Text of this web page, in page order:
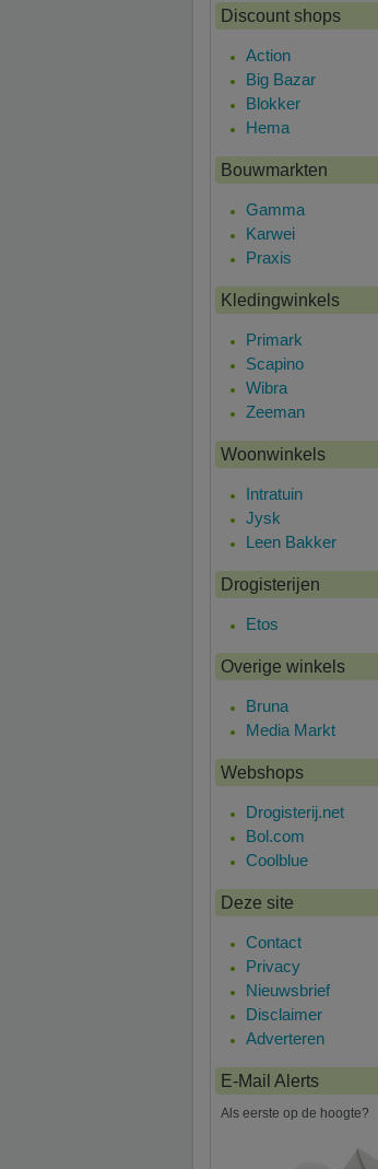
Discount shops
Action
Big Bazar
Blokker
Hema
Bouwmarkten
Gamma
Karwei
Praxis
Kledingwinkels
Primark
Scapino
Wibra
Zeeman
Woonwinkels
Intratuin
Jysk
Leen Bakker
Drogisterijen
Etos
Overige winkels
Bruna
Media Markt
Webshops
Drogisterij.net
Bol.com
Coolblue
Deze site
Contact
Privacy
Nieuwsbrief
Disclaimer
Adverteren
E-Mail Alerts
Als eerste op de hoogte?